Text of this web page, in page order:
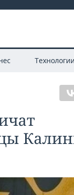
Технологии